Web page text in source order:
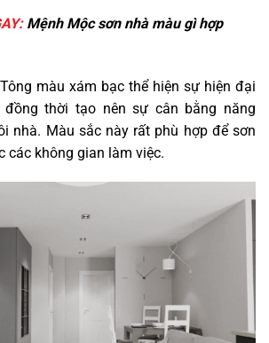
Mệnh Mộc sơn nhà màu gìhợp
Tông màu xám bạc thể hiện sự hiện đại
đồng thời tạo nên sự cân bằng năng
nhà. Màu sắc này rất phù hợp để sơn
các không gian làm việc.